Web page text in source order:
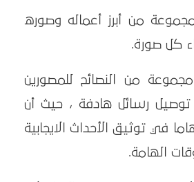
من أبرز أعماله وصوره
كل صورة.
من النصائح للمصورين
رسائل هادفة ، حيث أن
في توثيق الأحداث الايجابية
الهامة.